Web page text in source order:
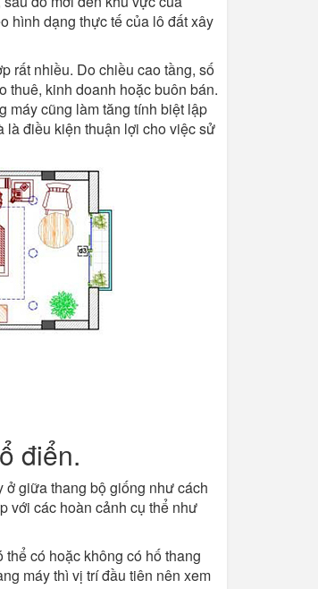
hình dạng thực tế của lô đất xây
rất nhiều. Do chiều cao tầng, số
thuê, kinh doanh hoặc buôn bán.
máy cũng làm tăng tính biệt lập
là điều kiện thuận lợi cho việc sử
điển.
ở giữa thang bộ giống như cách
với các hoàn cảnh cụ thể như
có hoặc không có hố thang
máy thì vị trí đầu tiên nên xem